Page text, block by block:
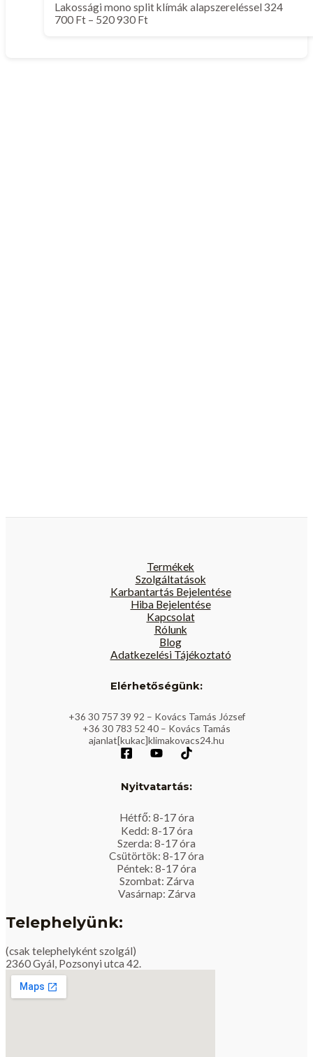
Lakossági mono split klímák alapszereléssel 324
700 Ft – 520 930 Ft
Termékek
Szolgáltatások
Karbantartás Bejelentése
Hiba Bejelentése
Kapcsolat
Rólunk
Blog
Adatkezelési Tájékoztató
Elérhetőségünk:
+36 30 757 39 92 – Kovács Tamás József
+36 30 783 52 40 – Kovács Tamás
ajanlat[kukac]klimakovacs24.hu
Nyitvatartás:
Hétfő: 8-17 óra
Kedd: 8-17 óra
Szerda: 8-17 óra
Csütörtök: 8-17 óra
Péntek: 8-17 óra
Szombat: Zárva
Vasárnap: Zárva
Telephelyünk:
(csak telephelyként szolgál)
2360 Gyál, Pozsonyi utca 42.